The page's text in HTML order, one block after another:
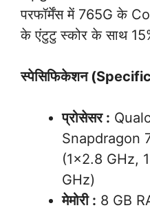
परफॉर्मेंस में 765G के
के एंटुटु स्कोर के साथ
स्पेसिफिकेशन
प्रोसेसर :
Snapdragon
(1×2.8 GHz,
GHz)
मेमोरी : 8 GB